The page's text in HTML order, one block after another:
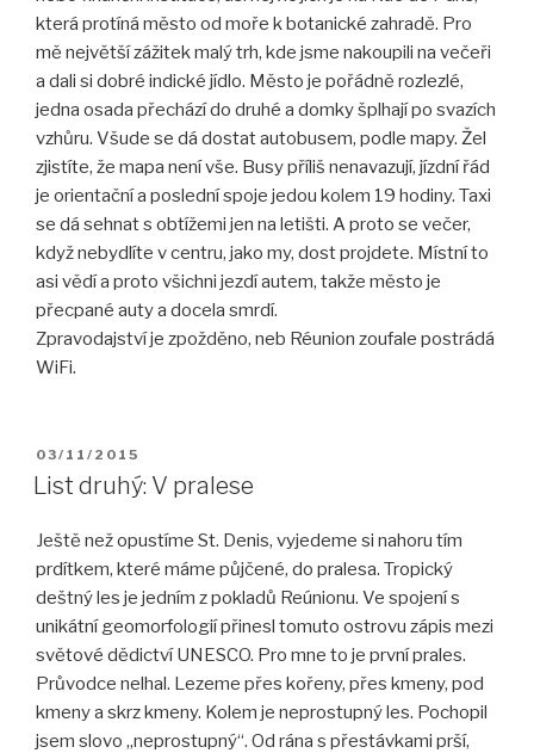
která protíná město od moře k botanické zahradě. Pro
mě největší zážitek malý trh, kde jsme nakoupili na večeři
a dali si dobré indické jídlo. Město je pořádně rozlezlé,
jedna osada přechází do druhé a domky šplhají po svazích
vzhůru. Všude se dá dostat autobusem, podle mapy. Žel
zjistíte, že mapa není vše. Busy příliš nenavazují, jízdní řád
je orientační a poslední spoje jedou kolem 19 hodiny. Taxi
se dá sehnat s obtížemi jen na letišti. A proto se večer,
když nebydlíte v centru, jako my, dost projdete. Místní to
asi vědí a proto všichni jezdí autem, takže město je
přecpané auty a docela smrdí.
Zpravodajství je zpožděno, neb Réunion zoufale postrádá
WiFi.
PUBLIKOVÁNO
03/11/2015
List druhý: V pralese
Ještě než opustíme St. Denis, vyjedeme si nahoru tím
prdítkem, které máme půjčené, do pralesa. Tropický
deštný les je jedním z pokladů Reúnionu. Ve spojení s
unikátní geomorfologií přinesl tomuto ostrovu zápis mezi
světové dědictví UNESCO. Pro mne to je první prales.
Průvodce nelhal. Lezeme přes kořeny, přes kmeny, pod
kmeny a skrz kmeny. Kolem je neprostupný les. Pochopil
jsem slovo „neprostupný“. Od rána s přestávkami prší,